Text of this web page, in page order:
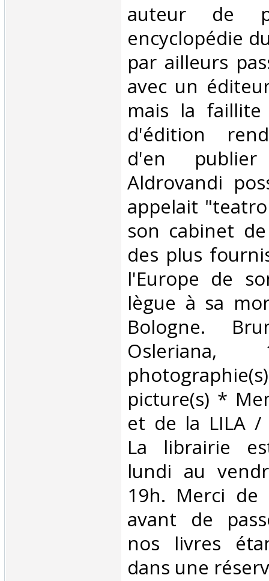
auteur de
encyclopédie
par ailleurs
avec un
mais la
d'édition
d'en
Aldrovandi
appelait
son cabinet
des plus
l'Europe de
lègue à sa
Bologne.
Osleriana,
picture(s) *
et de la LILA /
La librairie
lundi au
19h. Merci de
avant de
nos livres
dans une